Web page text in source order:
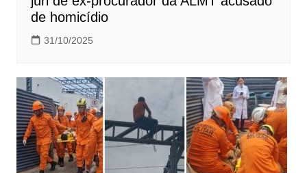
de homicídio
31/10/2025